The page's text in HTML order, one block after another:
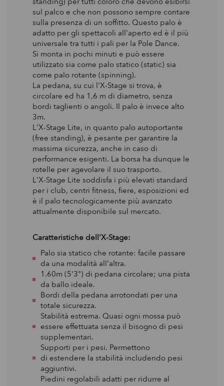
sul palco e che non possono sempre contare
sulla presenza di un soffitto. Questo palo è
adatto per gli spettacoli all'aperto ed è il più
universale tra tutti i pali per la Pole Dance.
Si monta in pochi minuti e può essere
utilizzato sia come palo statico (static) sia
come palo rotante (spinning).
La pedana, su cui l'X-Stage si trova, è
circolare ed ha 1,6 m di diametro, senza
bordi taglienti o angoli. Il palo è invece alto
3m.
L'X-Stage Lite, in quanto palo autoportante
(free standing), è pesante per garantire la
massima sicurezza, anche in caso di
performance esigenti. La borsa ha dunque le
rotelle per agevolare il suo trasporto.
L'X-Stage Lite soddisfa i più elevati standard
per i club, centri fitness, fiere, esposizioni ed
è il palo tecnologicamente più avanzato
attualmente disponibile sul mercato.
Caratteristiche dell'X-Stage:
Palo sia statico che rotante: facile passare
da una modalità all'altra.
1.60m (5'3") di pedana circolare; una pista
da ballo ideale.
Bordi della pedana arrotondati per una
totale sicurezza.
Stabilità estrema. Quasi ogni mossa può
essere effettuata senza il bisogno di pesi
supplementari.
Supporti per i pesi. Permettono
di estendere la stabilità includendo pesi
aggiuntivi.
Piedini regolabili adatti per ridurre al